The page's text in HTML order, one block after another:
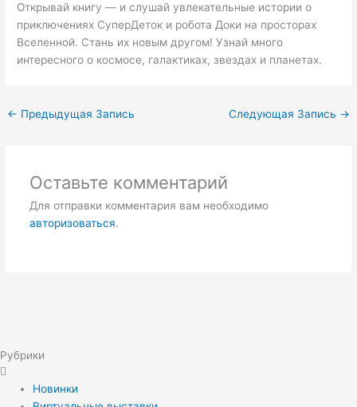
Открывай книгу — и слушай увлекательные истории о
приключениях СуперДеток и робота Доки на просторах
Вселенной. Стань их новым другом! Узнай много
интересного о космосе, галактиках, звездах и планетах.
← Предыдущая Запись Следующая Запись →
Оставьте комментарий
Для отправки комментария вам необходимо
авторизоваться.
Рубрики
Новинки